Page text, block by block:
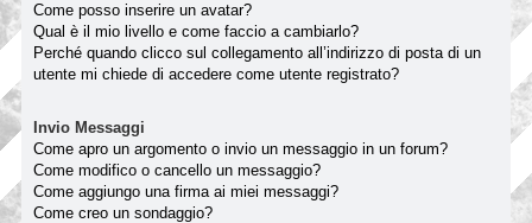
Come posso inserire un avatar?
Qual è il mio livello e come faccio a cambiarlo?
Perché quando clicco sul collegamento all’indirizzo di posta di un
utente mi chiede di accedere come utente registrato?
Invio Messaggi
Come apro un argomento o invio un messaggio in un forum?
Come modifico o cancello un messaggio?
Come aggiungo una firma ai miei messaggi?
Come creo un sondaggio?